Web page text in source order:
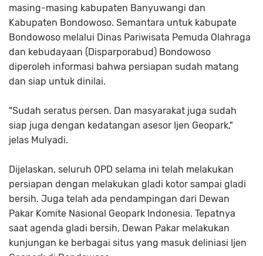
masing-masing kabupaten Banyuwangi dan
Kabupaten Bondowoso. Semantara untuk kabupate
Bondowoso melalui Dinas Pariwisata Pemuda Olahraga
dan kebudayaan (Disparporabud) Bondowoso
diperoleh informasi bahwa persiapan sudah matang
dan siap untuk dinilai.
"Sudah seratus persen. Dan masyarakat juga sudah
siap juga dengan kedatangan asesor Ijen Geopark,"
jelas Mulyadi.
Dijelaskan, seluruh OPD selama ini telah melakukan
persiapan dengan melakukan gladi kotor sampai gladi
bersih. Juga telah ada pendampingan dari Dewan
Pakar Komite Nasional Geopark Indonesia. Tepatnya
saat agenda gladi bersih, Dewan Pakar melakukan
kunjungan ke berbagai situs yang masuk deliniasi Ijen